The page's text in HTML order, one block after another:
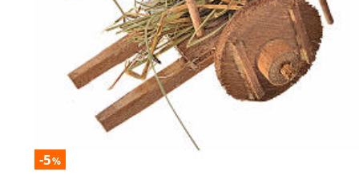
-5%